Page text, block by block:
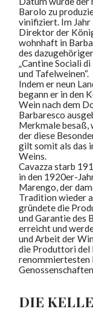
Barolo zu
vinifiziert. Im Jahr
Direktor der
wohnhaft in
des
„Cantine Sociali
und Tafelweinen“.
Indem er neun
begann er in den
Wein nach dem
Barbaresco
Merkmale besaß,
der diese
gilt somit als das
Weins.
Cavazza starb
in den 1920er-
Marengo, der
Tradition wieder
gründete die
und Garantie des
erreicht und
und Arbeit der
die Produttori del
renommiertesten
DIE